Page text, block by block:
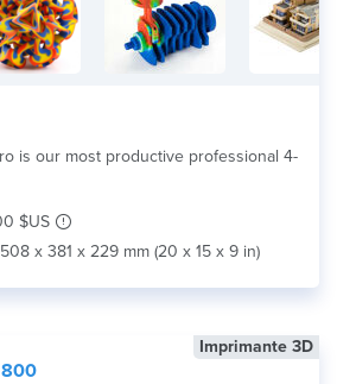
is our most productive professional 4-
$US
508 x 381 x 229 mm (20 x 15 x 9 in)
Imprimante 3D